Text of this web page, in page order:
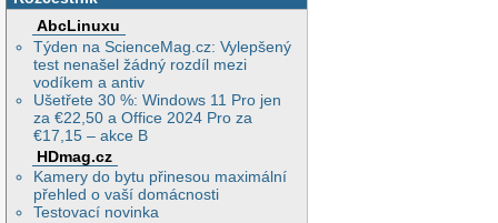
AbcLinuxu
Týden na ScienceMag.cz: Vylepšený
test nenašel žádný rozdíl mezi
vodíkem a antiv
Ušetřete 30 %: Windows 11 Pro jen
za €22,50 a Office 2024 Pro za
€17,15 – akce B
HDmag.cz
Kamery do bytu přinesou maximální
přehled o vaší domácnosti
Testovací novinka